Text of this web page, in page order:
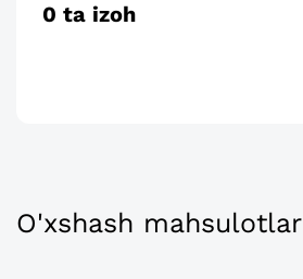
0 ta izoh
O'xshash mahsulotlar